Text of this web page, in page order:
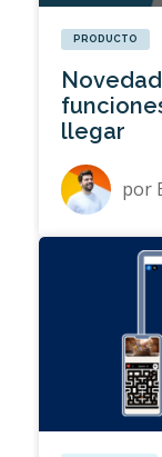
PRODUCTO
llegar
por